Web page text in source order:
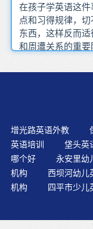
在孩子学英语这
点和习得规律，
东西，这样反而
和周遭关系的重
立地背单词不是
确评估孩子的英
立，行为习惯在
汇量、突破听说
者,要求教材内容
英语教学理念，
能力，这有助于
硬性对孩子提出要
增光路英语外教
英语培训
垡头英
哪个好
永安里幼
机构
西坝河幼儿
机构
四平市少儿